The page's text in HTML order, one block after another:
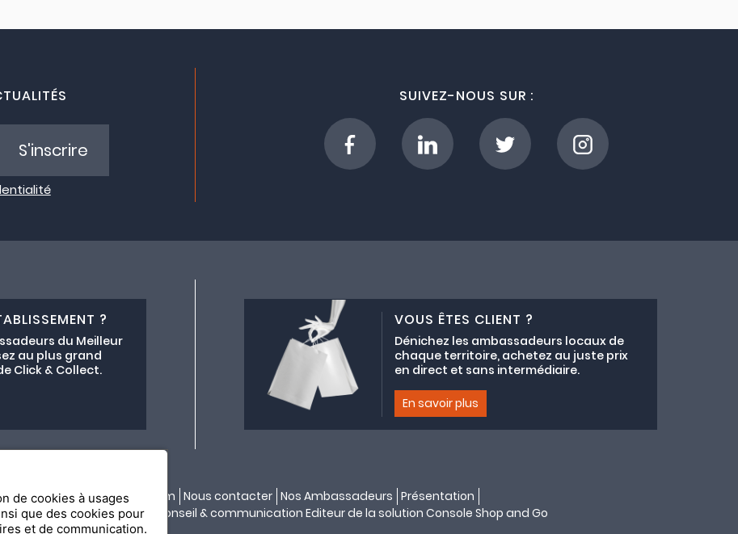
S'inscrire
SUIVEZ-NOUS SUR :
?
du Meilleur
au plus grand
Click & Collect.
VOUS ÊTES CLIENT ?
Dénichez les ambassadeurs locaux de
chaque territoire, achetez au juste prix
en direct et sans intermédiaire.
En savoir plus
lemeilleurchezvous.com Nous contacter Nos Ambassadeurs Présentation
parAPI & YOU| Agence conseil & communication Editeur de la solution Console Shop and Go
de cookies à usages
que des cookies pour
et de communication.